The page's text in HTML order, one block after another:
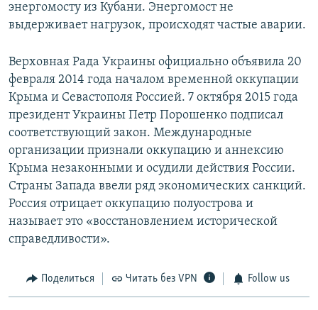
энергомосту из Кубани. Энергомост не
выдерживает нагрузок, происходят частые аварии.
Верховная Рада Украины официально объявила 20
февраля 2014 года началом временной оккупации
Крыма и Севастополя Россией. 7 октября 2015 года
президент Украины Петр Порошенко подписал
соответствующий закон. Международные
организации признали оккупацию и аннексию
Крыма незаконными и осудили действия России.
Страны Запада ввели ряд экономических санкций.
Россия отрицает оккупацию полуострова и
называет это «восстановлением исторической
справедливости».
Поделиться Читать без VPN Follow us